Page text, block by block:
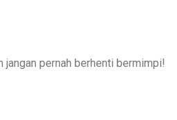
jangan pernah berhenti bermimpi!